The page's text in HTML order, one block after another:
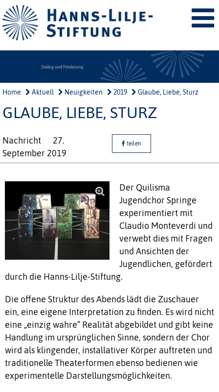
Home Aktuell Neuigkeiten 2019 Glaube, Liebe, Sturz
GLAUBE, LIEBE, STURZ
Nachricht
27.
September 2019
teilen
Der Quilisma
Jugendchor Springe
experimentiert mit
Claudio Monteverdi und
verwebt dies mit Fragen
und Ansichten der
Jugendlichen, gefördert
durch die Hanns-Lilje-Stiftung.
Die offene Struktur des Abends lädt die Zuschauer
ein, eine eigene Interpretation zu finden. Es wird nicht
eine „einzig wahre“ Realität abgebildet und gibt keine
Handlung im ursprünglichen Sinne, sondern der Chor
wird als klingender, installativer Körper auftreten und
traditionelle Theaterformen ebenso bedienen wie
experimentelle Darstellungsmöglichkeiten.